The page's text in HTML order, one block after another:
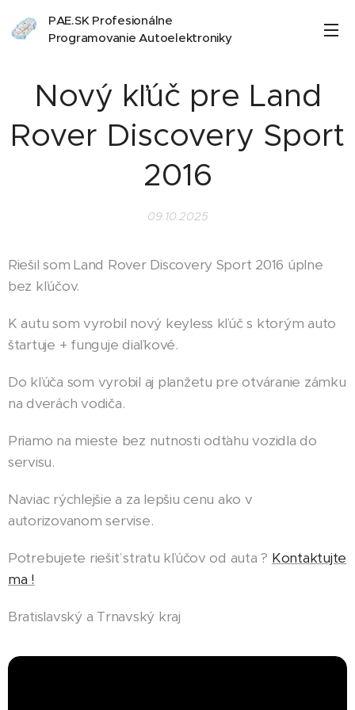
PAE.SK Profesionálne
Programovanie Autoelektroniky
Nový kľúč pre Land
Rover Discovery Sport
2016
09.10.2025
Riešil som Land Rover Discovery Sport 2016 úplne
bez kľúčov.
K autu som vyrobil nový keyless kľúč s ktorým auto
štartuje + funguje diaľkové.
Do kľúča som vyrobil aj planžetu pre otváranie zámku
na dverách vodiča.
Priamo na mieste bez nutnosti odťahu vozidla do
servisu.
Naviac rýchlejšie a za lepšiu cenu ako v
autorizovanom servise.
Potrebujete riešiť stratu kľúčov od auta ? Kontaktujte
ma !
Bratislavský a Trnavský kraj